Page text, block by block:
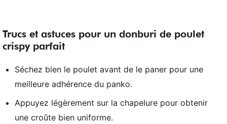
Trucs et astuces pour un donburi de poulet
crispy parfait
Séchez bien le poulet avant de le paner pour une
meilleure adhérence du panko.
Appuyez légèrement sur la chapelure pour obtenir
une croûte bien uniforme.